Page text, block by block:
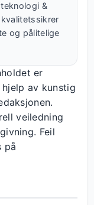
&
og pålitelige
er
av kunstig
veiledning
Feil
på